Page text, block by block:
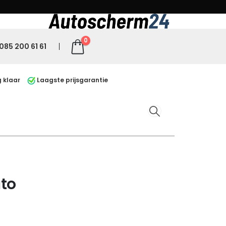
085 200 61 61
0
klaar Laagste prijsgarantie